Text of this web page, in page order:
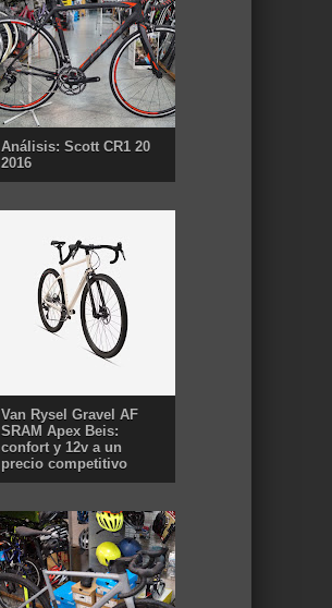
Análisis: Scott CR1 20
2016
Van Rysel Gravel AF
SRAM Apex Beis:
confort y 12v a un
precio competitivo